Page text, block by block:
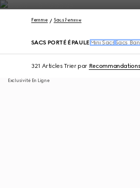
Nous Contacter
Femme Sacs Femme
SACS PORTÉ ÉPAULE Mini Sacs Sacs
321 Articles Trier par Recommandations
Exclusivité En Ligne